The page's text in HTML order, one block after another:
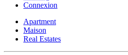
Connexion
Apartment
Maison
Real Estates